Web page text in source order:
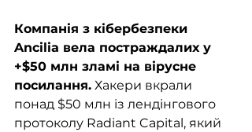
Компанія з кібербезпеки
Ancilia вела постраждалих у
+$50 млн зламі на вірусне
посилання. Хакери вкрали
понад $50 млн із лендінгового
протоколу Radiant Capital, який